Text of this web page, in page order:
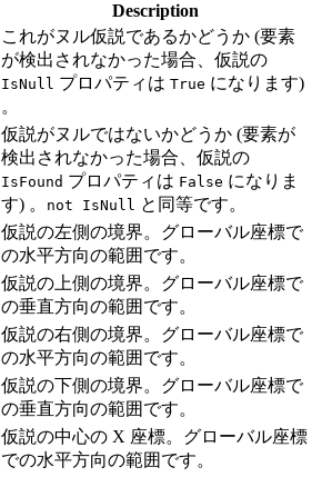
Description
これがヌル仮説であるかどうか (要素
が検出されなかった場合、仮説の
IsNull プロパティは True になります)
。
仮説がヌルではないかどうか (要素が
検出されなかった場合、仮説の
IsFound プロパティは False になりま
す) 。
not IsNull と同等です。
仮説の左側の境界。グローバル座標で
の水平方向の範囲です。
仮説の上側の境界。グローバル座標で
の垂直方向の範囲です。
仮説の右側の境界。グローバル座標で
の水平方向の範囲です。
仮説の下側の境界。グローバル座標で
の垂直方向の範囲です。
仮説の中心の X 座標。グローバル座標
での水平方向の範囲です。